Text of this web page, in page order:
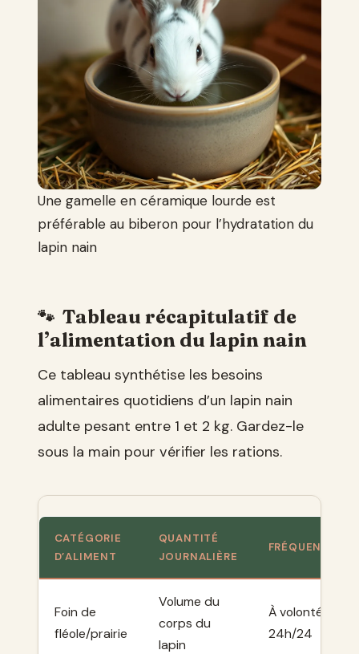
Une gamelle en céramique lourde est
préférable au biberon pour l’hydratation du
lapin nain
Tableau récapitulatif de
l’alimentation du lapin nain
Ce tableau synthétise les besoins
alimentaires quotidiens d’un lapin nain
adulte pesant entre 1 et 2 kg. Gardez-le
sous la main pour vérifier les rations.
CATÉGORIE
D’ALIMENT
QUANTITÉ
JOURNALIÈRE
FRÉQUENCE
Foin de
fléole/prairie
Volume du
corps du
lapin
À volonté,
24h/24